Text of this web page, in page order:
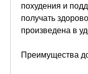
похудения и
получать
произведена в
Преимущества